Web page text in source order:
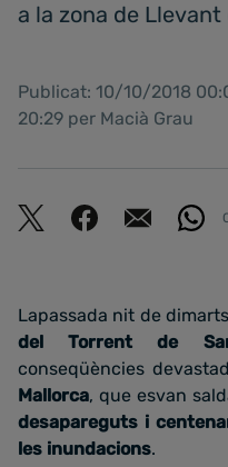
a la zona de
Publicat: 10/10/2018
20:29 per Macià Grau
Lapassada nit de
del Torrent de
conseqüències
Mallorca, que esvan
desapareguts i
les inundacions.